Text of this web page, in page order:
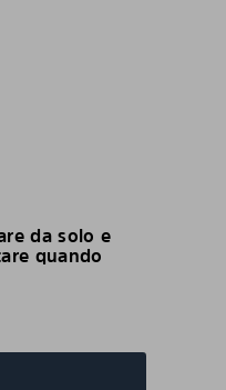
da solo e
quando